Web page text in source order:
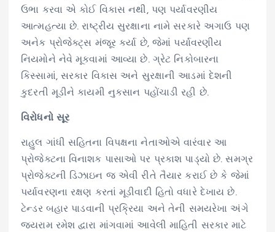
ઉભા કરવા એ કોઈ વિકાસ નથી, પણ પર્યાવરણીય
આત્મહત્યા છે. રાષ્ટ્રીય સુરક્ષાના નામે સરકારે અગાઉ પણ
અનેક પ્રોજેક્ટ્સ મંજૂર કર્યા છે, જેમાં પર્યાવરણીય
નિયમોને નેવે મૂકવામાં આવ્યા છે. ગ્રેટ નિકોબારના
કિસ્સામાં, સરકાર વિકાસ અને સુરક્ષાની આડમાં દેશની
કુદરતી મૂડીને કાયમી નુકસાન પહોંચાડી રહી છે.
વિરોધનો સૂર
રાહુલ ગાંધી સહિતના વિપક્ષના નેતાઓએ વારંવાર આ
પ્રોજેક્ટના વિનાશક પાસાઓ પર પ્રકાશ પાડ્યો છે. સમગ્ર
પ્રોજેક્ટની ડિઝાઇન જ એવી રીતે તૈયાર કરાઈ છે કે જેમાં
પર્યાવરણના રક્ષણ કરતાં મૂડીવાદી હિતો વધારે દેખાય છે.
ટેન્ડર બહાર પાડવાની પ્રક્રિયા અને તેની સમયરેખા અંગે
જયરામ રમેશ દ્વારા માંગવામાં આવેલી માહિતી સરકાર માટે